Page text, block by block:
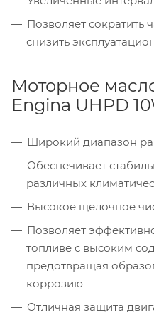
Позволяет сократить
снизить
Моторное
Engina UHPD
Широкий диапазон
Обеспечивает
различных
Высокое щелочное
Позволяет
топливе с высоким
предотвращая
коррозию
Отличная защита